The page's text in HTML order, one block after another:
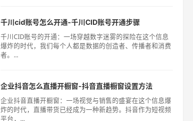
千川cid账号怎么开通-千川CID账号开通步骤
千川CID账号的开通：一场穿越数字迷雾的探险在这个信息
爆炸的时代，我们每个人都是数据的创造者、传播者和消费
者。...
企业抖音怎么直播开橱窗-抖音直播橱窗设置方法
企业抖音直播开橱窗：一场视觉与销售的盛宴在这个信息爆
炸的时代，直播带货已经成为一种新趋势。抖音作为短视频
平台，...